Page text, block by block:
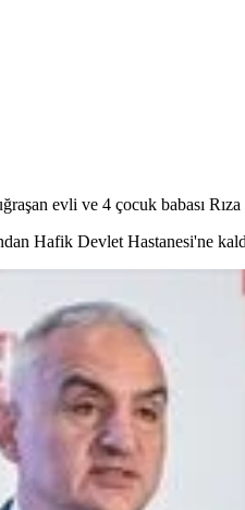
evli ve 4 çocuk babası
Hafik Devlet Hastanesi'ne